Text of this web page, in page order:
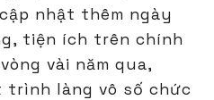
nhật thêm ngày
tiện ích trên chính
vài năm qua,
trình làng vô số chức